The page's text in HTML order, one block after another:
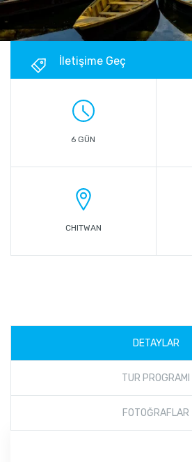
İletişime Geç
6 GÜN
CHITWAN
DETAYLAR
TUR PROGRAMI
FOTOĞRAFLAR